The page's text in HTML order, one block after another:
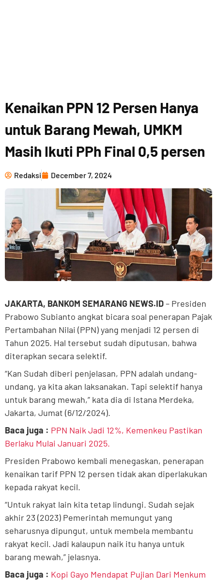
Kenaikan PPN 12 Persen Hanya
untuk Barang Mewah, UMKM
Masih Ikuti PPh Final 0,5 persen
Redaksi December 7, 2024
JAKARTA, BANKOM SEMARANG NEWS.ID– Presiden
Prabowo Subianto angkat bicara soal penerapan Pajak
Pertambahan Nilai (PPN) yang menjadi 12 persen di
Tahun 2025. Hal tersebut sudah diputusan, bahwa
diterapkan secara selektif.
“Kan Sudah diberi penjelasan, PPN adalah undang-
undang, ya kita akan laksanakan. Tapi selektif hanya
untuk barang mewah,” kata dia di Istana Merdeka,
Jakarta, Jumat (6/12/2024).
Baca juga : PPN Naik Jadi 12%, Kemenkeu Pastikan
Berlaku Mulai Januari 2025.
Presiden Prabowo kembali menegaskan, penerapan
kenaikan tarif PPN 12 persen tidak akan diperlakukan
kepada rakyat kecil.
“Untuk rakyat lain kita tetap lindungi. Sudah sejak
akhir 23 (2023) Pemerintah memungut yang
seharusnya dipungut, untuk membela membantu
rakyat kecil. Jadi kalaupun naik itu hanya untuk
barang mewah,” jelasnya.
Baca juga : Kopi Gayo Mendapat Pujian Dari Menkum